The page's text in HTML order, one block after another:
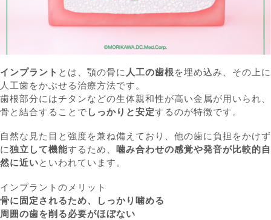
インプラント とは、顎の骨に 人工の歯根を埋め込み、その上に
人工歯をかぶせる治療方法です。
歯根部分にはチタンなどの生体親和性が高い金属が用いられ、
骨と結合することで しっかりと安定するのが特徴です。
自然な見た目と強度を兼ね備えており、他の歯に負担をかけず
に独立して機能するため、 噛み合わせの感覚や発音が比較的自
然に近いといわれています。
インプラントのメリット
骨に固定されるため、しっかり噛める
周囲の歯を削る必要がほぼない